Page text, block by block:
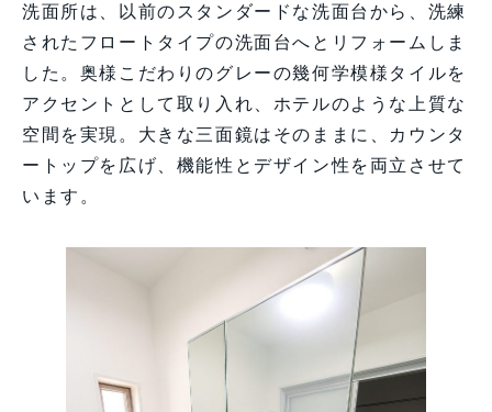
洗面所は、以前のスタンダードな洗面台から、洗練
されたフロートタイプの洗面台へとリフォームしま
した。奥様こだわりのグレーの幾何学模様タイルを
アクセントとして取り入れ、ホテルのような上質な
空間を実現。大きな三面鏡はそのままに、カウンタ
ートップを広げ、機能性とデザイン性を両立させて
います。